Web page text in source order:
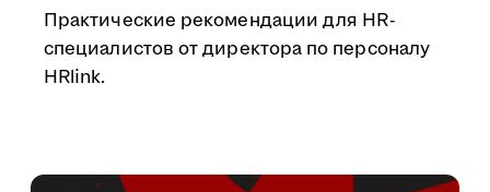
Практические рекомендации для HR-
специалистов от директора по персоналу
HRlink.